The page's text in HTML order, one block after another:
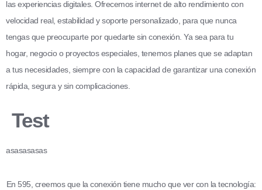
las experiencias digitales. Ofrecemos internet de alto rendimiento con
velocidad real, estabilidad y soporte personalizado, para que nunca
tengas que preocuparte por quedarte sin conexión. Ya sea para tu
hogar, negocio o proyectos especiales, tenemos planes que se adaptan
a tus necesidades, siempre con la capacidad de garantizar una conexión
rápida, segura y sin complicaciones.
Test
asasasasas
En 595, creemos que la conexión tiene mucho que ver con la tecnología: